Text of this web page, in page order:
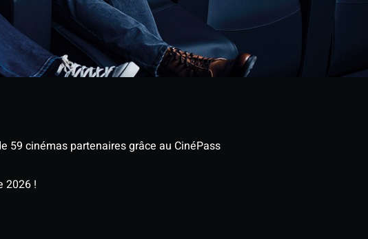
59 cinémas partenaires grâce au CinéPass
2026 !